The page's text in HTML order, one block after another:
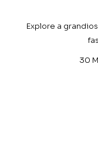
Explore a
30